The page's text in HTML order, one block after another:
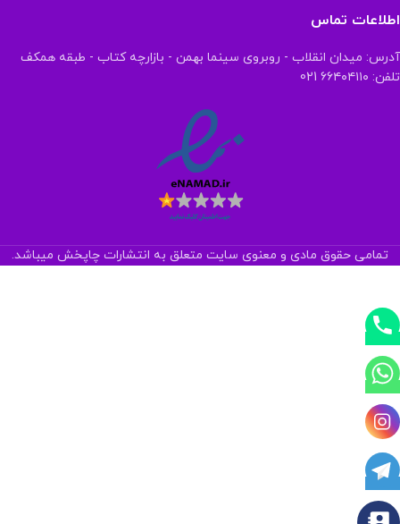
اطلاعات تماس
آدرس: میدان انقلاب - روبروی سینما بهمن - بازارچه کتاب - طبقه همکف
تلفن: ۶۶۴۰۴۱۱۰ 021
تمامی حقوق مادی و معنوی سایت متعلق به انتشارات چاپخش میباشد.